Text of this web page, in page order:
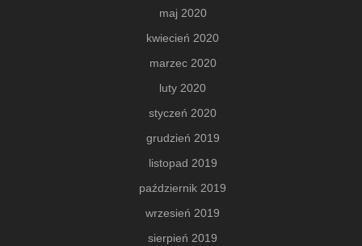
maj 2020
kwiecień 2020
marzec 2020
luty 2020
styczeń 2020
grudzień 2019
listopad 2019
październik 2019
wrzesień 2019
sierpień 2019